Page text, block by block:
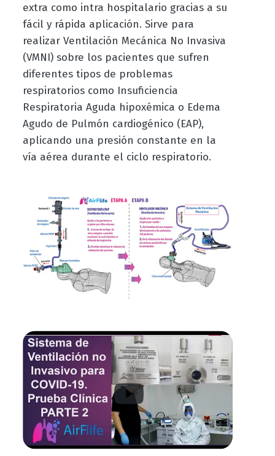
extra como intra hospitalario gracias a su
fácil y rápida aplicación. Sirve para
realizar Ventilación Mecánica No Invasiva
(VMNI) sobre los pacientes que sufren
diferentes tipos de problemas
respiratorios como Insuficiencia
Respiratoria Aguda hipoxémica o Edema
Agudo de Pulmón cardiogénico (EAP),
aplicando una presión constante en la
vía aérea durante el ciclo respiratorio.